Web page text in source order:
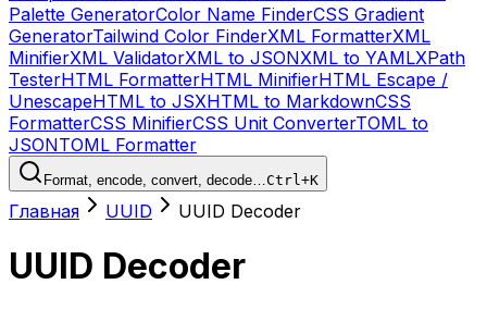
Palette GeneratorColor Name FinderCSS Gradient
GeneratorTailwind Color FinderXML FormatterXML
MinifierXML ValidatorXML to JSONXML to YAMLXPath
TesterHTML FormatterHTML MinifierHTML Escape /
UnescapeHTML to JSXHTML to MarkdownCSS
FormatterCSS MinifierCSS Unit ConverterTOML to
JSONTOML Formatter
Format, encode, convert, decode…Ctrl+K
Главная UUID UUID Decoder
UUID Decoder